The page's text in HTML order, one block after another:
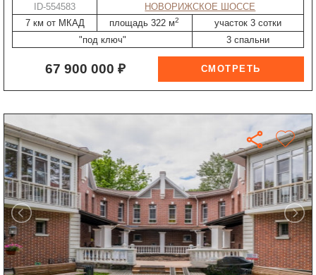
ID-554583
НОВОРИЖСКОЕ ШОССЕ
7 км от МКАД
площадь 322 м2
участок 3 сотки
"под ключ"
3 спальни
67 900 000 ₽